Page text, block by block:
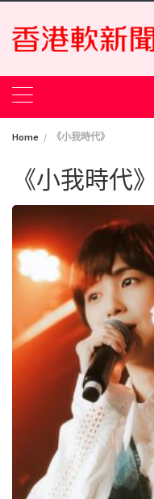
Skip
content
Home 《小我時代》
《小我時代》